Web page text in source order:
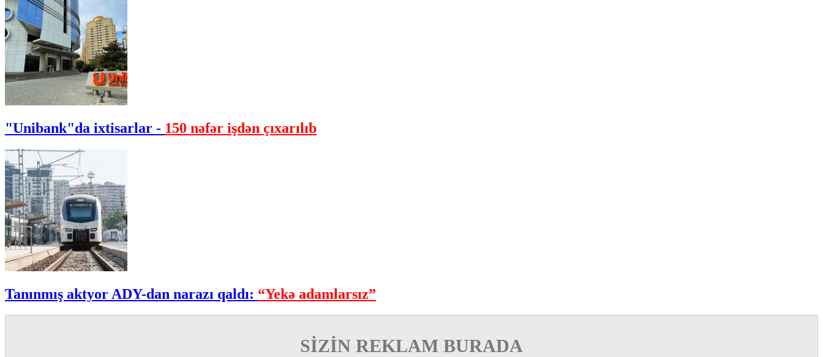
"Unibank"da ixtisarlar - 150 nəfər işdən çıxarılıb
Tanınmış aktyor ADY-dan narazı qaldı: “Yekə adamlarsız”
SİZİN REKLAM BURADA